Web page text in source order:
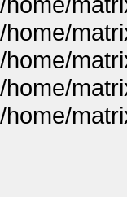
/home/
/home/
/home/
/home/